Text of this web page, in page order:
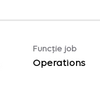
Funcție job
Operations